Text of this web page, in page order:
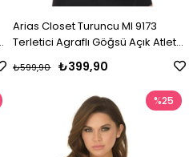
Arias Closet Turuncu MI 9173
Terletici Agraflı Göğsü Açık Atlet
₺399,90
₺599,90
%25